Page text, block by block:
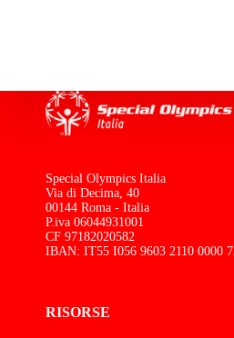
Special Olympics Italia
Via di Decima, 40
00144 Roma - Italia
P.iva 06044931001
CF 97182020582
IBAN: IT55 I056 9603 2110 0000
RISORSE